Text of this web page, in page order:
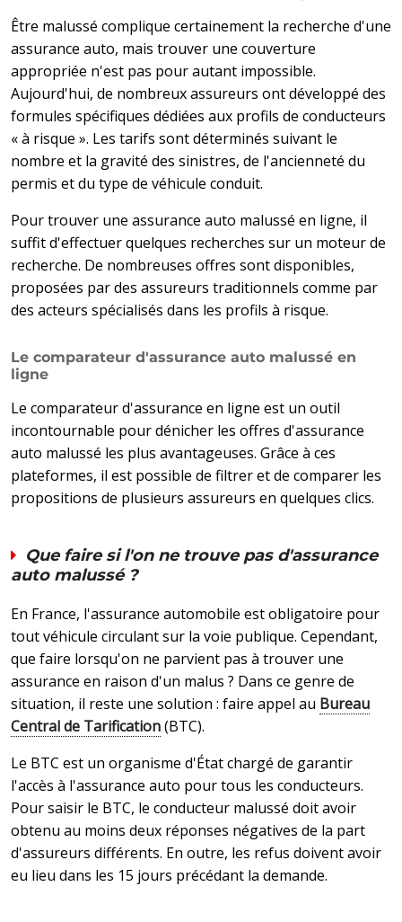
Être malussé complique certainement la recherche d'une
assurance auto, mais trouver une couverture
appropriée n'est pas pour autant impossible.
Aujourd'hui, de nombreux assureurs ont développé des
formules spécifiques dédiées aux profils de conducteurs
« à risque ». Les tarifs sont déterminés suivant le
nombre et la gravité des sinistres, de l'ancienneté du
permis et du type de véhicule conduit.
Pour trouver une assurance auto malussé en ligne, il
suffit d'effectuer quelques recherches sur un moteur de
recherche. De nombreuses offres sont disponibles,
proposées par des assureurs traditionnels comme par
des acteurs spécialisés dans les profils à risque.
Le comparateur d'assurance auto malussé en
ligne
Le comparateur d'assurance en ligne est un outil
incontournable pour dénicher les offres d'assurance
auto malussé les plus avantageuses. Grâce à ces
plateformes, il est possible de filtrer et de comparer les
propositions de plusieurs assureurs en quelques clics.
Que faire si l'on ne trouve pas d'assurance
auto malussé ?
En France, l'assurance automobile est obligatoire pour
tout véhicule circulant sur la voie publique. Cependant,
que faire lorsqu'on ne parvient pas à trouver une
assurance en raison d'un malus ? Dans ce genre de
situation, il reste une solution : faire appel au Bureau
Central de Tarification(BTC).
Le BTC est un organisme d'État chargé de garantir
l'accès à l'assurance auto pour tous les conducteurs.
Pour saisir le BTC, le conducteur malussé doit avoir
obtenu au moins deux réponses négatives de la part
d'assureurs différents. En outre, les refus doivent avoir
eu lieu dans les 15 jours précédant la demande.